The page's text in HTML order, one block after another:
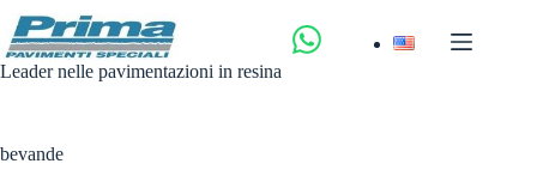
contenuto
Leader nelle pavimentazioni in resina
bevande